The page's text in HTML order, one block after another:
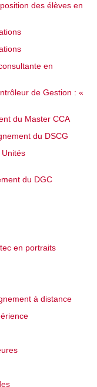
des élèves en
en
de Gestion : «
du Master CCA
du DSCG
du DGC
en portraits
à distance